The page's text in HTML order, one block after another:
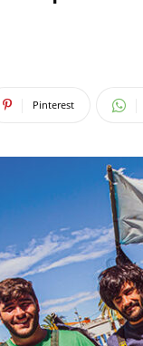
Pinterest